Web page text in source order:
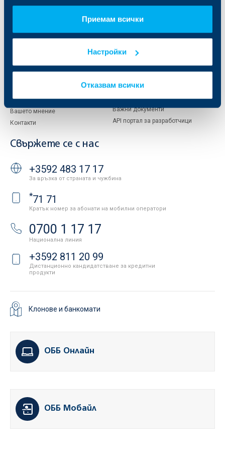
Приемам всички
Настройки
Отказвам всички
За акционери
Други документи
Новини
Вашето мнение
Контакти
ОББ Пенсионно осигуряване
ОББ Асет мениджмънт
Продажба на имоти
Бисквитки
Защита на личните данни
Важни документи
API портал за разработчици
Свържете се с нас
+3592 483 17 17
За връзка от страната и чужбина
*71 71
Кратък номер за абонати на мобилни оператори
0700 1 17 17
Национална линия
+3592 811 20 99
Дистанционно кандидатстване за кредитни
продукти
Клонове и банкомати
ОББ Онлайн
ОББ Мобайл